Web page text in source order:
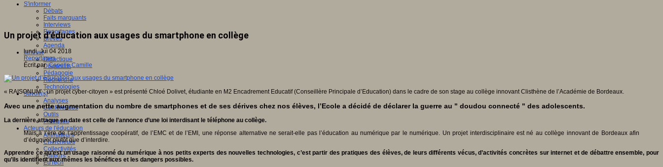
S'informer
Débats
Faits marquants
Interviews
Reportages
Brèves
Agenda
Innover
Didactique
Dispositifs
Pédagogie
Recherche
Technologies
Savoir(s)
Analyses
Conférences
Outils
Pratiques
Acteurs de l'éducation
Animateurs
Chercheurs
Collectivités
Editeurs
EdTech
Un projet d’éducation aux usages du smartphone en collège
lundi, Jui 04 2018
Reportages
Écrit parCapelle Camille
« RAISONUM’ : un projet cyber-citoyen » est présenté Chloé Dolivet, étudiante en M2 Encadrement Educatif (Conseillère Principale d’Education) dans le cadre de son stage au collège innovant Clisthène de l’Académie de Bordeaux.
Avec une nette augmentation du nombre de smartphones et de ses dérives chez nos élèves, l’Ecole a décidé de déclarer la guerre au " doudou connecté " des adolescents.
La dernière attaque en date est celle de l’annonce d’une loi interdisant le téléphone au collège.
Mais à l’ère de l’apprentissage coopératif, de l’EMC et de l’EMI, une réponse alternative ne serait-elle pas l’éducation au numérique par le numérique. Un projet interdisciplinaire est né au collège innovant de Bordeaux afin
d’éduquer plutôt que d’interdire.
Apprendre ce qu’est un usage raisonné du numérique à nos petits experts des nouvelles technologies, c’est partir des pratiques des élèves, de leurs différents vécus, d’activités concrètes sur internet et de débattre ensemble, pour
qu’ils identifient eux-mêmes les bénéfices et les dangers possibles.